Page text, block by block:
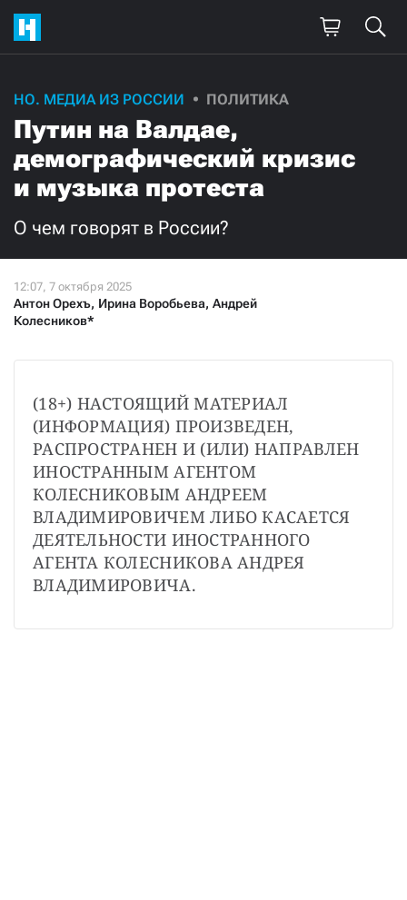
НО. МЕДИА ИЗ РОССИИ ПОЛИТИКА
Путин на Валдае,
демографический кризис
и музыка протеста
О чем говорят в России?
Антон Орехъ, Ирина Воробьева, Андрей
Колесников*
(18+) НАСТОЯЩИЙ МАТЕРИАЛ
(ИНФОРМАЦИЯ) ПРОИЗВЕДЕН,
РАСПРОСТРАНЕН И (ИЛИ) НАПРАВЛЕН
ИНОСТРАННЫМ АГЕНТОМ
КОЛЕСНИКОВЫМ АНДРЕЕМ
ВЛАДИМИРОВИЧЕМ ЛИБО КАСАЕТСЯ
ДЕЯТЕЛЬНОСТИ ИНОСТРАННОГО
АГЕНТА КОЛЕСНИКОВА АНДРЕЯ
ВЛАДИМИРОВИЧА.